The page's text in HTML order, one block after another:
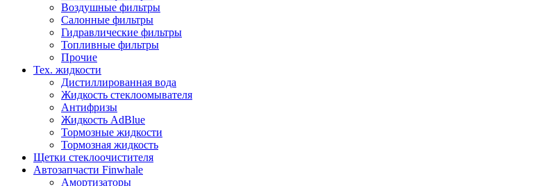
Воздушные фильтры
Салонные фильтры
Гидравлические фильтры
Топливные фильтры
Прочие
Тех. жидкости
Дистиллированная вода
Жидкость стеклоомывателя
Антифризы
Жидкость AdBlue
Тормозные жидкости
Тормозная жидкость
Щетки стеклоочистителя
Автозапчасти Finwhale
Амортизаторы